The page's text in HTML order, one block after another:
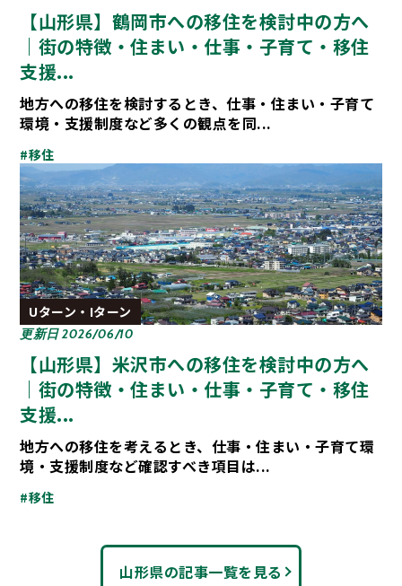
【山形県】鶴岡市への移住を検討中の方へ
｜街の特徴・住まい・仕事・子育て・移住
支援...
地方への移住を検討するとき、仕事・住まい・子育て
環境・支援制度など多くの観点を同...
#移住
Uターン・Iターン
更新日 2026/06/10
【山形県】米沢市への移住を検討中の方へ
｜街の特徴・住まい・仕事・子育て・移住
支援...
地方への移住を考えるとき、仕事・住まい・子育て環
境・支援制度など確認すべき項目は...
#移住
山形県の記事一覧を見る